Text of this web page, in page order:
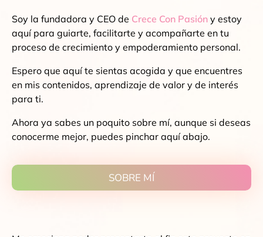
Soy la fundadora y CEO de Crece Con Pasión y estoy
aquí para guiarte, facilitarte y acompañarte en tu
proceso de crecimiento y empoderamiento personal.
Espero que aquí te sientas acogida y que encuentres
en mis contenidos, aprendizaje de valor y de interés
para ti.
Ahora ya sabes un poquito sobre mí, aunque si deseas
conocerme mejor, puedes pinchar aquí abajo.
SOBRE MÍ